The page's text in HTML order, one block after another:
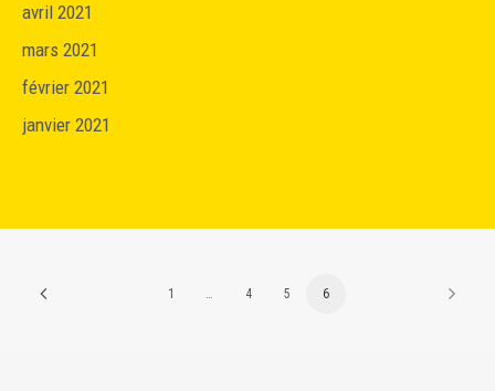
avril 2021
mars 2021
février 2021
janvier 2021
1 4 5 6